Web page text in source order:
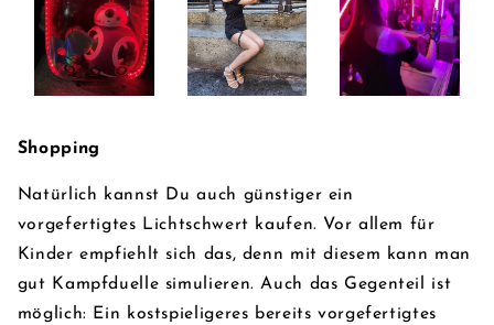
Shopping
Natürlich kannst Du auch günstiger ein
vorgefertigtes Lichtschwert kaufen. Vor allem für
Kinder empfiehlt sich das, denn mit diesem kann man
gut Kampfduelle simulieren. Auch das Gegenteil ist
möglich: Ein kostspieligeres bereits vorgefertigtes